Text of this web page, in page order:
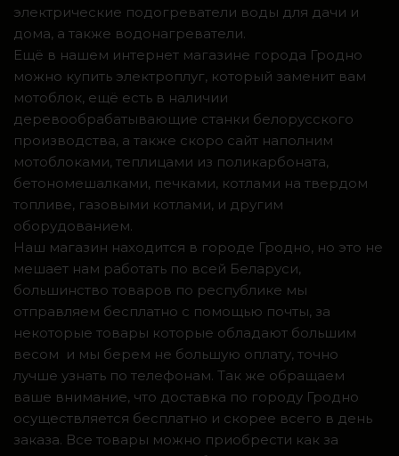
электрические подогреватели воды для дачи и
дома, а также водонагреватели.
Ещё в нашем интернет магазине города Гродно
можно купить электроплуг, который заменит вам
мотоблок, ещё есть в наличии
деревообрабатывающие станки белорусского
производства, а также скоро сайт наполним
мотоблоками, теплицами из поликарбоната,
бетономешалками, печками, котлами на твердом
топливе, газовыми котлами, и другим
оборудованием.
Наш магазин находится в городе Гродно, но это не
мешает нам работать по всей Беларуси,
большинство товаров по республике мы
отправляем бесплатно с помощью почты, за
некоторые товары которые обладают большим
весом и мы берем не большую оплату, точно
лучше узнать по телефонам. Так же обращаем
ваше внимание, что доставка по городу Гродно
осуществляется бесплатно и скорее всего в день
заказа. Все товары можно приобрести как за